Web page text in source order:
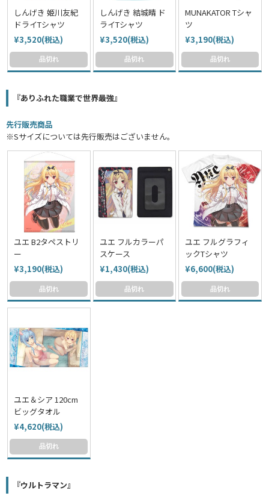
しんげき 姫川友紀
ドライTシャツ
¥3,520(税込)
品切れ
しんげき 結城晴 ド
ライTシャツ
¥3,520(税込)
品切れ
MUNAKATOR Tシャ
ツ
¥3,190(税込)
品切れ
『ありふれた職業で世界最強』
先行販売商品
※Sサイズについては先行販売はございません。
ユエ B2タペストリ
ー
¥3,190(税込)
品切れ
ユエ フルカラーパ
スケース
¥1,430(税込)
品切れ
ユエ フルグラフィ
ックTシャツ
¥6,600(税込)
品切れ
ユエ＆シア 120cm
ビッグタオル
¥4,620(税込)
品切れ
『ウルトラマン』